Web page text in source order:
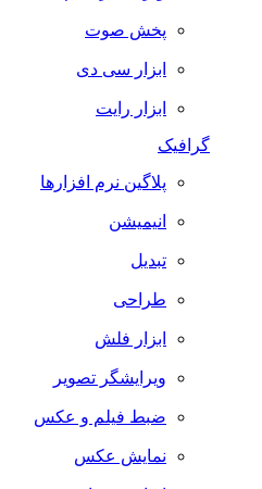
پخش صوت
ابزار سی دی
ابزار رایت
گرافیک
پلاگین نرم افزارها
انیمیشن
تبدیل
طراحی
ابزار فلش
ویرایشگر تصویر
ضبط فيلم و عكس
نمایش عکس